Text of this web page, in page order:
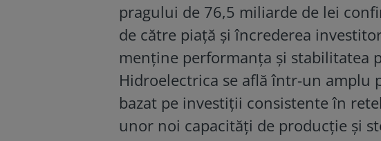
pragului de 76,5 miliarde de lei
de către piață și încrederea
menține performanța și stabilitatea
Hidroelectrica se află într-un amplu
bazat pe investiții consistente în
unor noi capacități de producție și